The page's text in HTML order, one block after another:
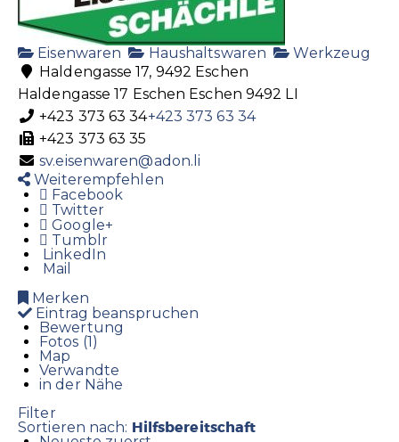
Eisenwaren Haushaltswaren
Werkzeug
Haldengasse 17, 9492 Eschen
Haldengasse 17 Eschen Eschen 9492 LI
+423 373 63 34+423 373 63 34
+423 373 63 35
sv.eisenwaren@adon.li
Weiterempfehlen
Facebook
Twitter
Google+
Tumblr
LinkedIn
Mail
Merken
Eintrag beanspruchen
Bewertung
Fotos (1)
Map
Verwandte
in der Nähe
Filter
Sortieren nach: Hilfsbereitschaft